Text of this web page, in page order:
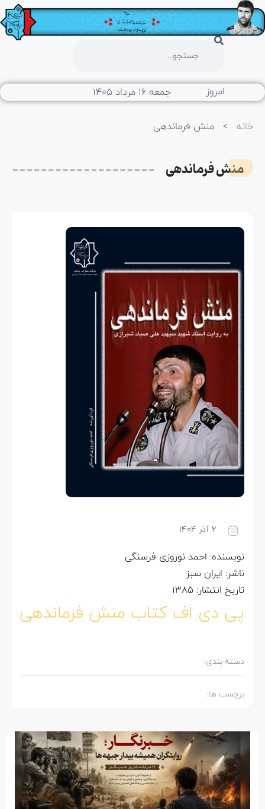
امروز جمعه ۱۶ مرداد ۱۴۰۵
خانه > منش فرماندهی
منش فرماندهی
۲ آذر ۱۴۰۴
نویسنده: احمد نوروزی فرسنگی
ناشر: ایران سبز
تاریخ انتشار: 1385
پی دی اف کتاب منش فرماندهی
دسته بندی:
برچسب ها: